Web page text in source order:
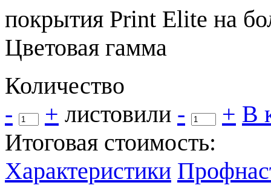
покрытия Print Elite на
Цветовая гамма
Количество
-
+ листовили - + В
Итоговая стоимость:
Характеристики